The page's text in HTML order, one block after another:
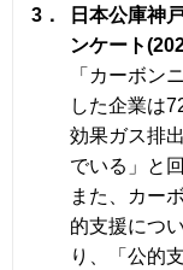
3．
日本公庫神
ンケート
「カーボン
した企業は
効果ガス排
でいる」と
また、カー
的支援につ
り、「公的